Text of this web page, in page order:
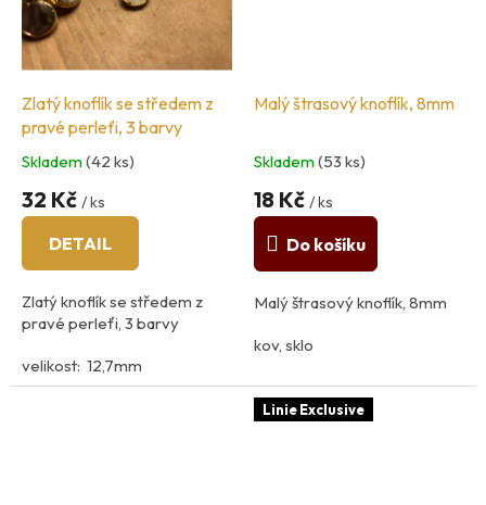
Zlatý knoflík se středem z
pravé perleťi, 3 barvy
Skladem(42 ks)
32 Kč / ks
DETAIL
Zlatý knoflík se středem z
pravé perleťi, 3 barvy
velikost: 12,7mm
Malý štrasový knoflík, 8mm
Skladem(53 ks)
18 Kč / ks
Do košíku
Malý štrasový knoflík, 8mm
kov, sklo
Linie Exclusive